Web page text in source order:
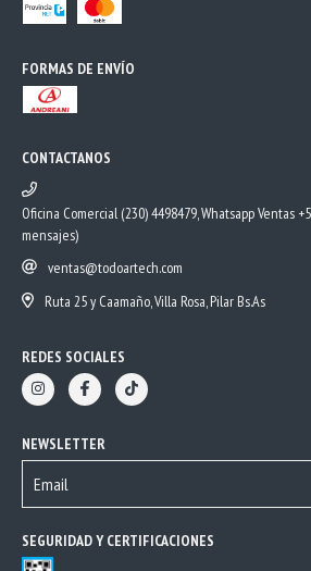
FORMAS DE ENVÍO
CONTACTANOS
Oficina Comercial (230) 4498479, Whatsapp Ventas
mensajes)
ventas@todoartech.com
Ruta 25 y Caamaño, Villa Rosa, Pilar Bs.As
REDES SOCIALES
NEWSLETTER
SEGURIDAD Y CERTIFICACIONES